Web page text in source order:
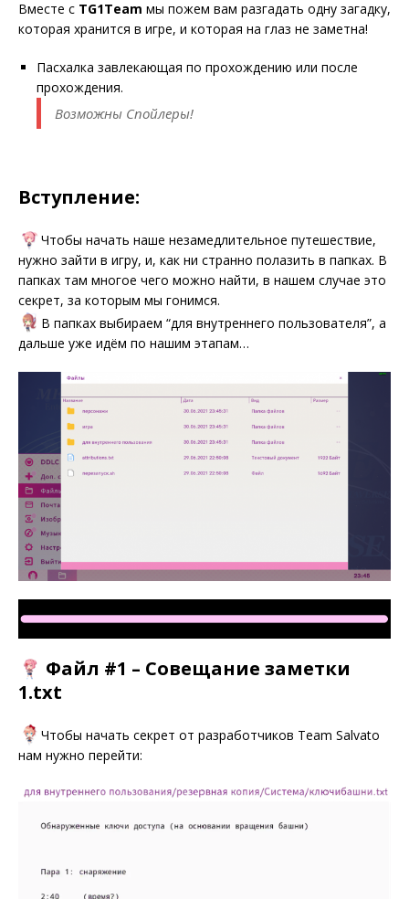
Вместе с TG1Team мы пожем вам разгадать одну загадку,
которая хранится в игре, и которая на глаз не заметна!
Пасхалка завлекающая по прохождению или после
прохождения.
Возможны Спойлеры!
Вступление:
Чтобы начать наше незамедлительное путешествие,
нужно зайти в игру, и, как ни странно полазить в папках. В
папках там многое чего можно найти, в нашем случае это
секрет, за которым мы гонимся.
В папках выбираем “для внутреннего пользователя”, а
дальше уже идём по нашим этапам…
Файл #1 – Совещание заметки
1.txt
Чтобы начать секрет от разработчиков Team Salvato
нам нужно перейти: